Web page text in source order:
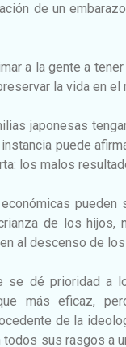
de un
a la gente a
la vida en
japonesas
puede
los malos
de los hijos,
al descenso de
se dé prioridad a
más eficaz,
de la
sus rasgos a